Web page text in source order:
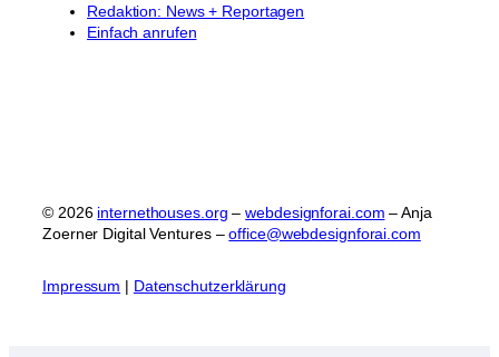
Redaktion: News + Reportagen
Einfach anrufen
© 2026 internethouses.org –webdesignforai.com – Anja
Zoerner Digital Ventures –office@webdesignforai.com
Impressum | Datenschutzerklärung